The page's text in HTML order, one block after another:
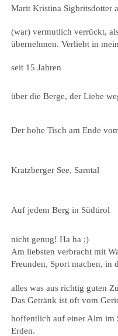
Marit Kristina Sigbritsdotter
(war) vermutlich verrückt,
übernehmen. Verliebt in
seit 15 Jahren
über die Berge, der Liebe
Der hohe Tisch am Ende
Kratzberger See, Sarntal
Auf jedem Berg in Südtirol
nicht genug! Ha ha ;)
Am liebsten verbracht mit
Freunden, Sport machen, in
alles was aus richtig guten
Das Getränk ist oft vom
hoffentlich auf einer Alm im
Erden.